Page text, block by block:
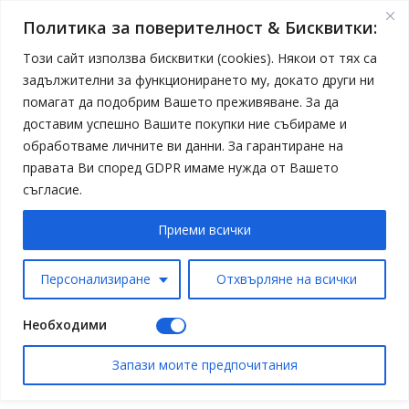
Политика за поверителност & Бисквитки:
Този сайт използва бисквитки (cookies). Някои от тях са
задължителни за функционирането му, докато други ни
помагат да подобрим Вашето преживяване. За да
доставим успешно Вашите покупки ние събираме и
обработваме личните ви данни. За гарантиране на
правата Ви според GDPR имаме нужда от Вашето
съгласие.
Персонализиране Отхвърляне на всички
Приеми всички
Необходими
Запази моите предпочитания